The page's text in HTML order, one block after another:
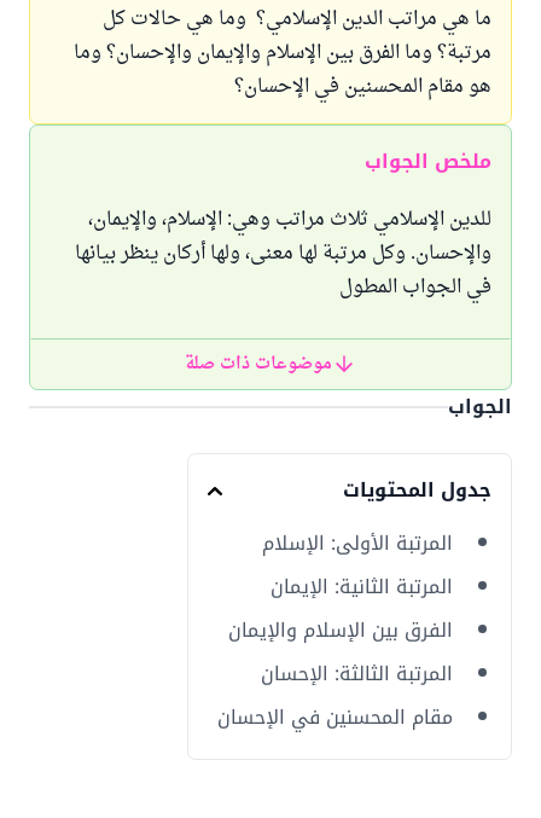
ما هي مراتب الدين الإسلامي؟ وما هي حالات كل
مرتبة؟ وما الفرق بين الإسلام والإيمان والإحسان؟ وما
هو مقام المحسنين في الإحسان؟
ملخص الجواب
للدين الإسلامي ثلاث مراتب وهي: الإسلام، والإيمان،
والإحسان. وكل مرتبة لها معنى، ولها أركان ينظر بيانها
في الجواب المطول
موضوعات ذات صلة
الجواب
جدول المحتويات
المرتبة الأولى: الإسلام
المرتبة الثانية: الإيمان
الفرق بين الإسلام والإيمان
المرتبة الثالثة: الإحسان
مقام المحسنين في الإحسان